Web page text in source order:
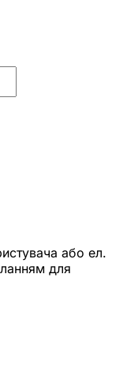
або ел.
для